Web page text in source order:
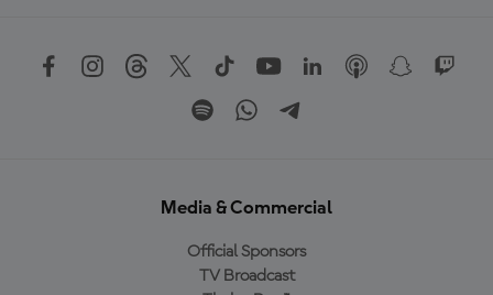
Media & Commercial
Official Sponsors
TV Broadcast